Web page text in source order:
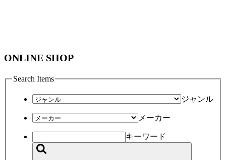
ONLINE SHOP
Search Items
ジャンル
メーカー
キーワード